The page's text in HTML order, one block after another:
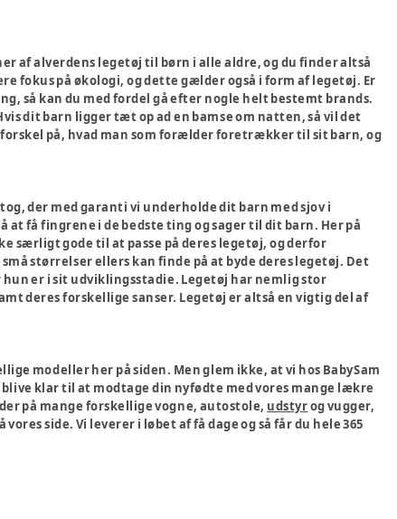
af alverdens legetøj til børn i alle aldre, og du finder altså
fokus på økologi, og dette gælder også i form af legetøj. Er
så kan du med fordel gå efter nogle helt bestemt brands.
dit barn ligger tæt op ad en bamse om natten, så vil det
på, hvad man som forælder foretrækker til sit barn, og
der med garanti vi underholde dit barn med sjov i
få fingrene i de bedste ting og sager til dit barn. Her på
særligt gode til at passe på deres legetøj, og derfor
størrelser ellers kan finde på at byde deres legetøj. Det
er i sit udviklingsstadie. Legetøj har nemlig stor
deres forskellige sanser. Legetøj er altså en vigtig del af
modeller her på siden. Men glem ikke, at vi hos BabySam
klar til at modtage din nyfødte med vores mange lækre
på mange forskellige vogne, autostole, udstyrog vugger,
side. Vi leverer i løbet af få dage og så får du hele 365